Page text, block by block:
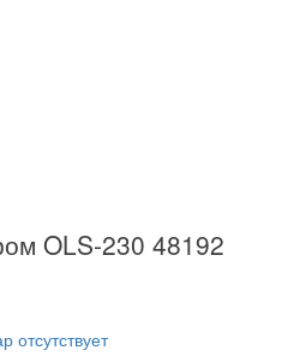
OLS-230 48192
отсутствует